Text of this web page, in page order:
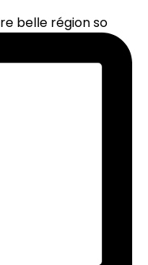
belle région so